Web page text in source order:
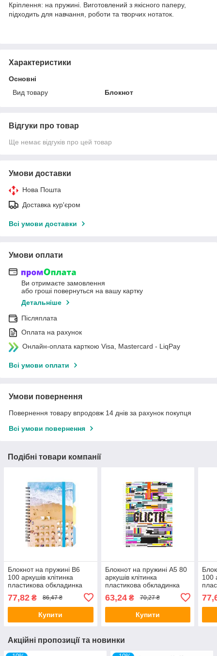
Кріплення: на пружині. Виготовлений з якісного паперу,
підходить для навчання, роботи та творчих нотаток.
Характеристики
Основні
Вид товару
Блокнот
Відгуки про товар
Ще немає відгуків про цей товар
Умови доставки
Нова Пошта
Доставка кур'єром
Всі умови доставки
Умови оплати
Ви отримаєте замовлення
або гроші повернуться на вашу картку
Детальніше
Післяплата
Оплата на рахунок
Онлайн-оплата карткою Visa, Mastercard - LiqPay
Всі умови оплати
Умови повернення
Повернення товару впродовж 14 днів за рахунок покупця
Всі умови повернення
Подібні товари компанії
Блокнот на пружині B6
100 аркушів клітинка
пластикова обкладинка
розділювачем O20358-
26/Optima
77,82 ₴ 86,47 ₴
Купити
Блокнот на пружині A5 80
аркушів клітинка
пластикова обкладинка
"Optima" Pattern O20832-
20
63,24₴ 70,27 ₴
Купити
100
30/
Акційні пропозиції та новинки